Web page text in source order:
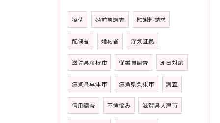
探偵 婚前前調査 慰謝料請求
配偶者 婚約者 浮気証拠
滋賀県彦根市 従業員調査 即日対応
滋賀県草津市 滋賀県栗東市 調査
信用調査 不倫悩み 滋賀県大津市